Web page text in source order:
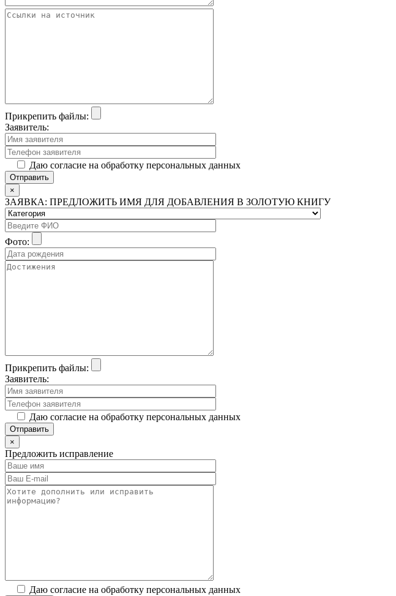
Прикрепить файлы:
Заявитель:
Даю согласие на обработку персональных данных
×
ЗАЯВКА: ПРЕДЛОЖИТЬ ИМЯ ДЛЯ ДОБАВЛЕНИЯ В ЗОЛОТУЮ КНИГУ
Фото:
Прикрепить файлы:
Заявитель:
Даю согласие на обработку персональных данных
×
Предложить исправление
Даю согласие на обработку персональных данных